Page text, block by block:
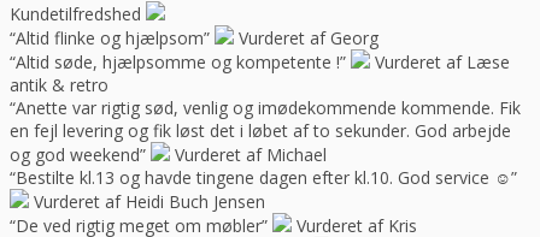
Kundetilfredshed
“Altid flinke og hjælpsom”
Vurderet af Georg
“Altid søde, hjælpsomme og kompetente !”
Vurderet af Læse
antik & retro
“Anette var rigtig sød, venlig og imødekommende kommende. Fik
en fejl levering og fik løst det i løbet af to sekunder. God arbejde
og god weekend”
Vurderet af Michael
“Bestilte kl.13 og havde tingene dagen efter kl.10. God service ☺”
Vurderet af Heidi Buch Jensen
“De ved rigtig meget om møbler”
Vurderet af Kris